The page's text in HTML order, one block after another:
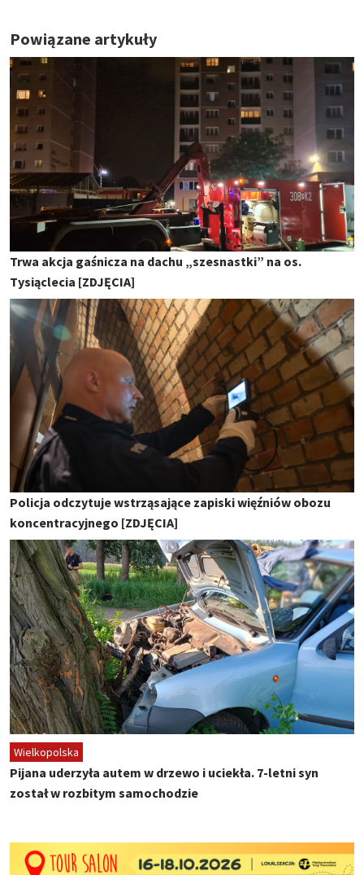
Powiązane artykuły
Trwa akcja gaśnicza na dachu „szesnastki” na os.
Tysiąclecia [ZDJĘCIA]
Policja odczytuje wstrząsające zapiski więźniów obozu
koncentracyjnego [ZDJĘCIA]
Wielkopolska
Pijana uderzyła autem w drzewo i uciekła. 7-letni syn
został w rozbitym samochodzie